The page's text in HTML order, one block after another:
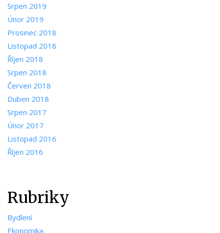
Srpen 2019
Únor 2019
Prosinec 2018
Listopad 2018
Říjen 2018
Srpen 2018
Červen 2018
Duben 2018
Srpen 2017
Únor 2017
Listopad 2016
Říjen 2016
Rubriky
Bydlení
Ekonomika